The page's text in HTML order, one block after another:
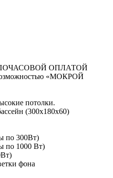
ОПЛАТОЙ
«МОКРОЙ
потолки.
(300х180х60)
по 300Вт)
по 1000 Вт)
фона